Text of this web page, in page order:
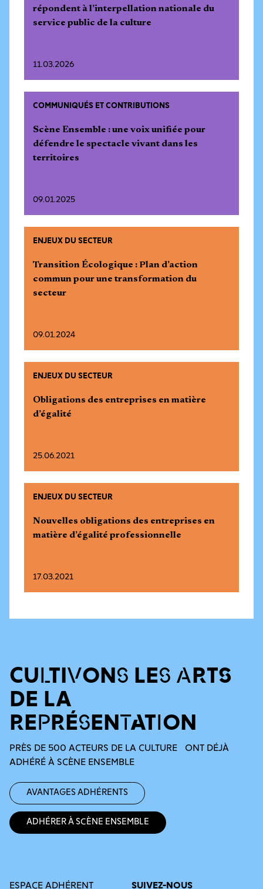
répondent à l’interpellation nationale du
service public de la culture
11.03.2026
COMMUNIQUÉS ET CONTRIBUTIONS
Scène Ensemble : une voix unifiée pour
défendre le spectacle vivant dans les
territoires
09.01.2025
ENJEUX DU SECTEUR
Transition Écologique : Plan d’action
commun pour une transformation du
secteur
09.01.2024
ENJEUX DU SECTEUR
Obligations des entreprises en matière
d’égalité
25.06.2021
ENJEUX DU SECTEUR
Nouvelles obligations des entreprises en
matière d’égalité professionnelle
17.03.2021
CULTIVONS LES ARTS
DE LA
REPRÉSENTATION
PRÈS DE 500 ACTEURS DE LA CULTURE ONT DÉJÀ
ADHÉRÉ À SCÈNE ENSEMBLE
Avantages adhérents
Adhérer à Scène Ensemble
ESPACE ADHÉRENT SUIVEZ-NOUS